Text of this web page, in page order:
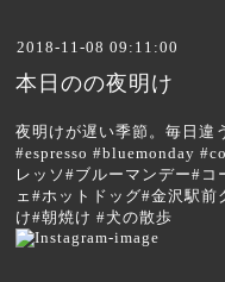
2018-11-08 09:11:00
本日のの夜明け
夜明けが遅い季節。毎日違
#espresso #bluemonday
レッソ#ブルーマンデー#
ェ#ホットドッグ#金沢駅
け#朝焼け #犬の散歩